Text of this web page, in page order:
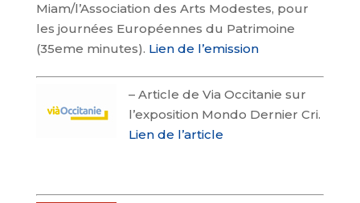
Miam/l’Association des Arts Modestes, pour
les journées Européennes du Patrimoine
(35eme minutes). Lien de l’emission
– Article de Via Occitanie sur
l’exposition Mondo Dernier Cri.
Lien de l’article